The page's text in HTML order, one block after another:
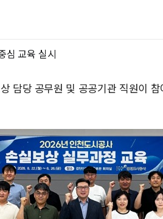
심 교육 실시
담당 공무원 및 공공기관 직원이 참